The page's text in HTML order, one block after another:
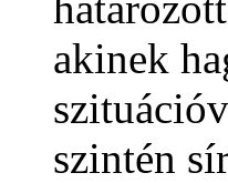
akinek
szintén